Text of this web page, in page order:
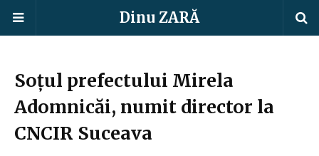
Dinu ZARĂ
Soțul prefectului Mirela
Adomnicăi, numit director la
CNCIR Suceava